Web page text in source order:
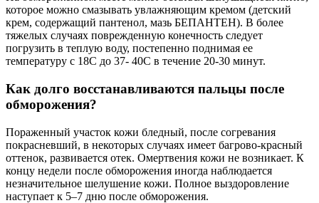
которое можно смазывать увлажняющим кремом (детский
крем, содержащий пантенол, мазь БЕПАНТЕН). В более
тяжелых случаях поврежденную конечность следует
погрузить в теплую воду, постепенно поднимая ее
температуру с 18С до 37- 40С в течение 20-30 минут.
Как долго восстанавливаются пальцы после
обморожения?
Пораженный участок кожи бледный, после согревания
покрасневший, в некоторых случаях имеет багрово-красный
оттенок, развивается отек. Омертвения кожи не возникает. К
концу недели после обморожения иногда наблюдается
незначительное шелушение кожи. Полное выздоровление
наступает к 5–7 дню после обморожения.